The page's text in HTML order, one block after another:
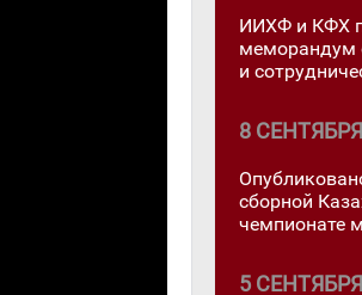
ИИХФ и КФХ
меморандум
и
8 СЕНТЯБРЯ
сборной
чемпионате
5 СЕНТЯБРЯ